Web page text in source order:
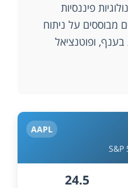
פיננסיות
מבוססים על ניתוח
ופוטנציאל
AAPL
24.5